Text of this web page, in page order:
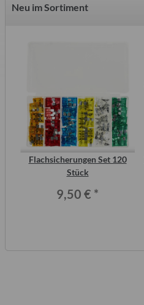
Neu im Sortiment
Flachsicherungen Set 120
Stück
9,50 € *